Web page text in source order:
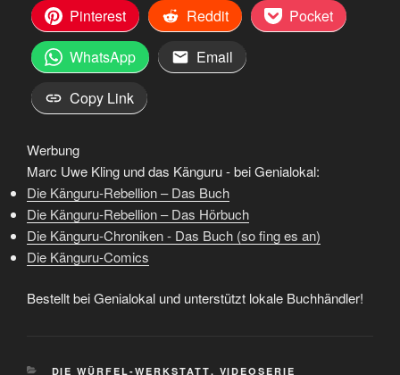
Pinterest
Reddit
Pocket
WhatsApp
Email
Copy Link
Werbung
Marc Uwe Kling und das Känguru - bei Genialokal:
Die Känguru-Rebellion – Das Buch
Die Känguru-Rebellion – Das Hörbuch
Die Känguru-Chroniken - Das Buch (so fing es an)
Die Känguru-Comics
Bestellt bei Genialokal und unterstützt lokale Buchhändler!
KATEGORIEN
DIE WÜRFEL-WERKSTATT, VIDEOSERIE